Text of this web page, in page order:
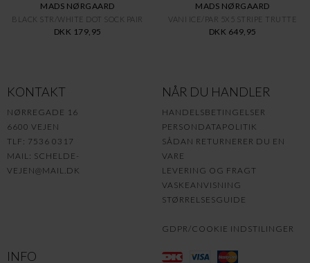
MADS NØRGAARD
BLACK STR/WHITE DOT SOCK PAIR
DKK 179,95
MADS NØRGAARD
VANI ICE/PAR 5X5 STRIPE TRUTTE
DKK 649,95
KONTAKT
NØRREGADE 16
6600 VEJEN
TLF: 7536 0317
MAIL: SCHELDE-
VEJEN@MAIL.DK
NÅR DU HANDLER
HANDELSBETINGELSER
PERSONDATAPOLITIK
SÅDAN RETURNERER DU EN
VARE
LEVERING OG FRAGT
VASKEANVISNING
STØRRELSESGUIDE
GDPR/COOKIE INDSTILINGER
INFO